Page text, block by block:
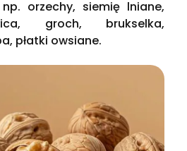
orzechy, siemię lniane,
groch, brukselka,
płatki owsiane.